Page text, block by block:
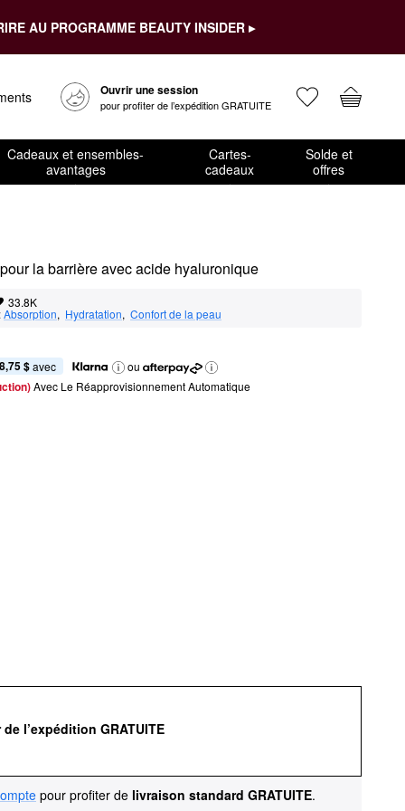
AU PROGRAMME BEAUTY INSIDER ▸
Ouvrir une session
pour profiter de l’expédition GRATUITE
Cadeaux et ensembles-
avantages
Cartes-
cadeaux
Solde et
offres
la barrière avec acide hyaluronique
33.8K
Absorption, Hydratation, Confort de la peau
$ avec
ou
Avec Le Réapprovisionnement Automatique
l’expédition GRATUITE
pour profiter de livraison standard GRATUITE.